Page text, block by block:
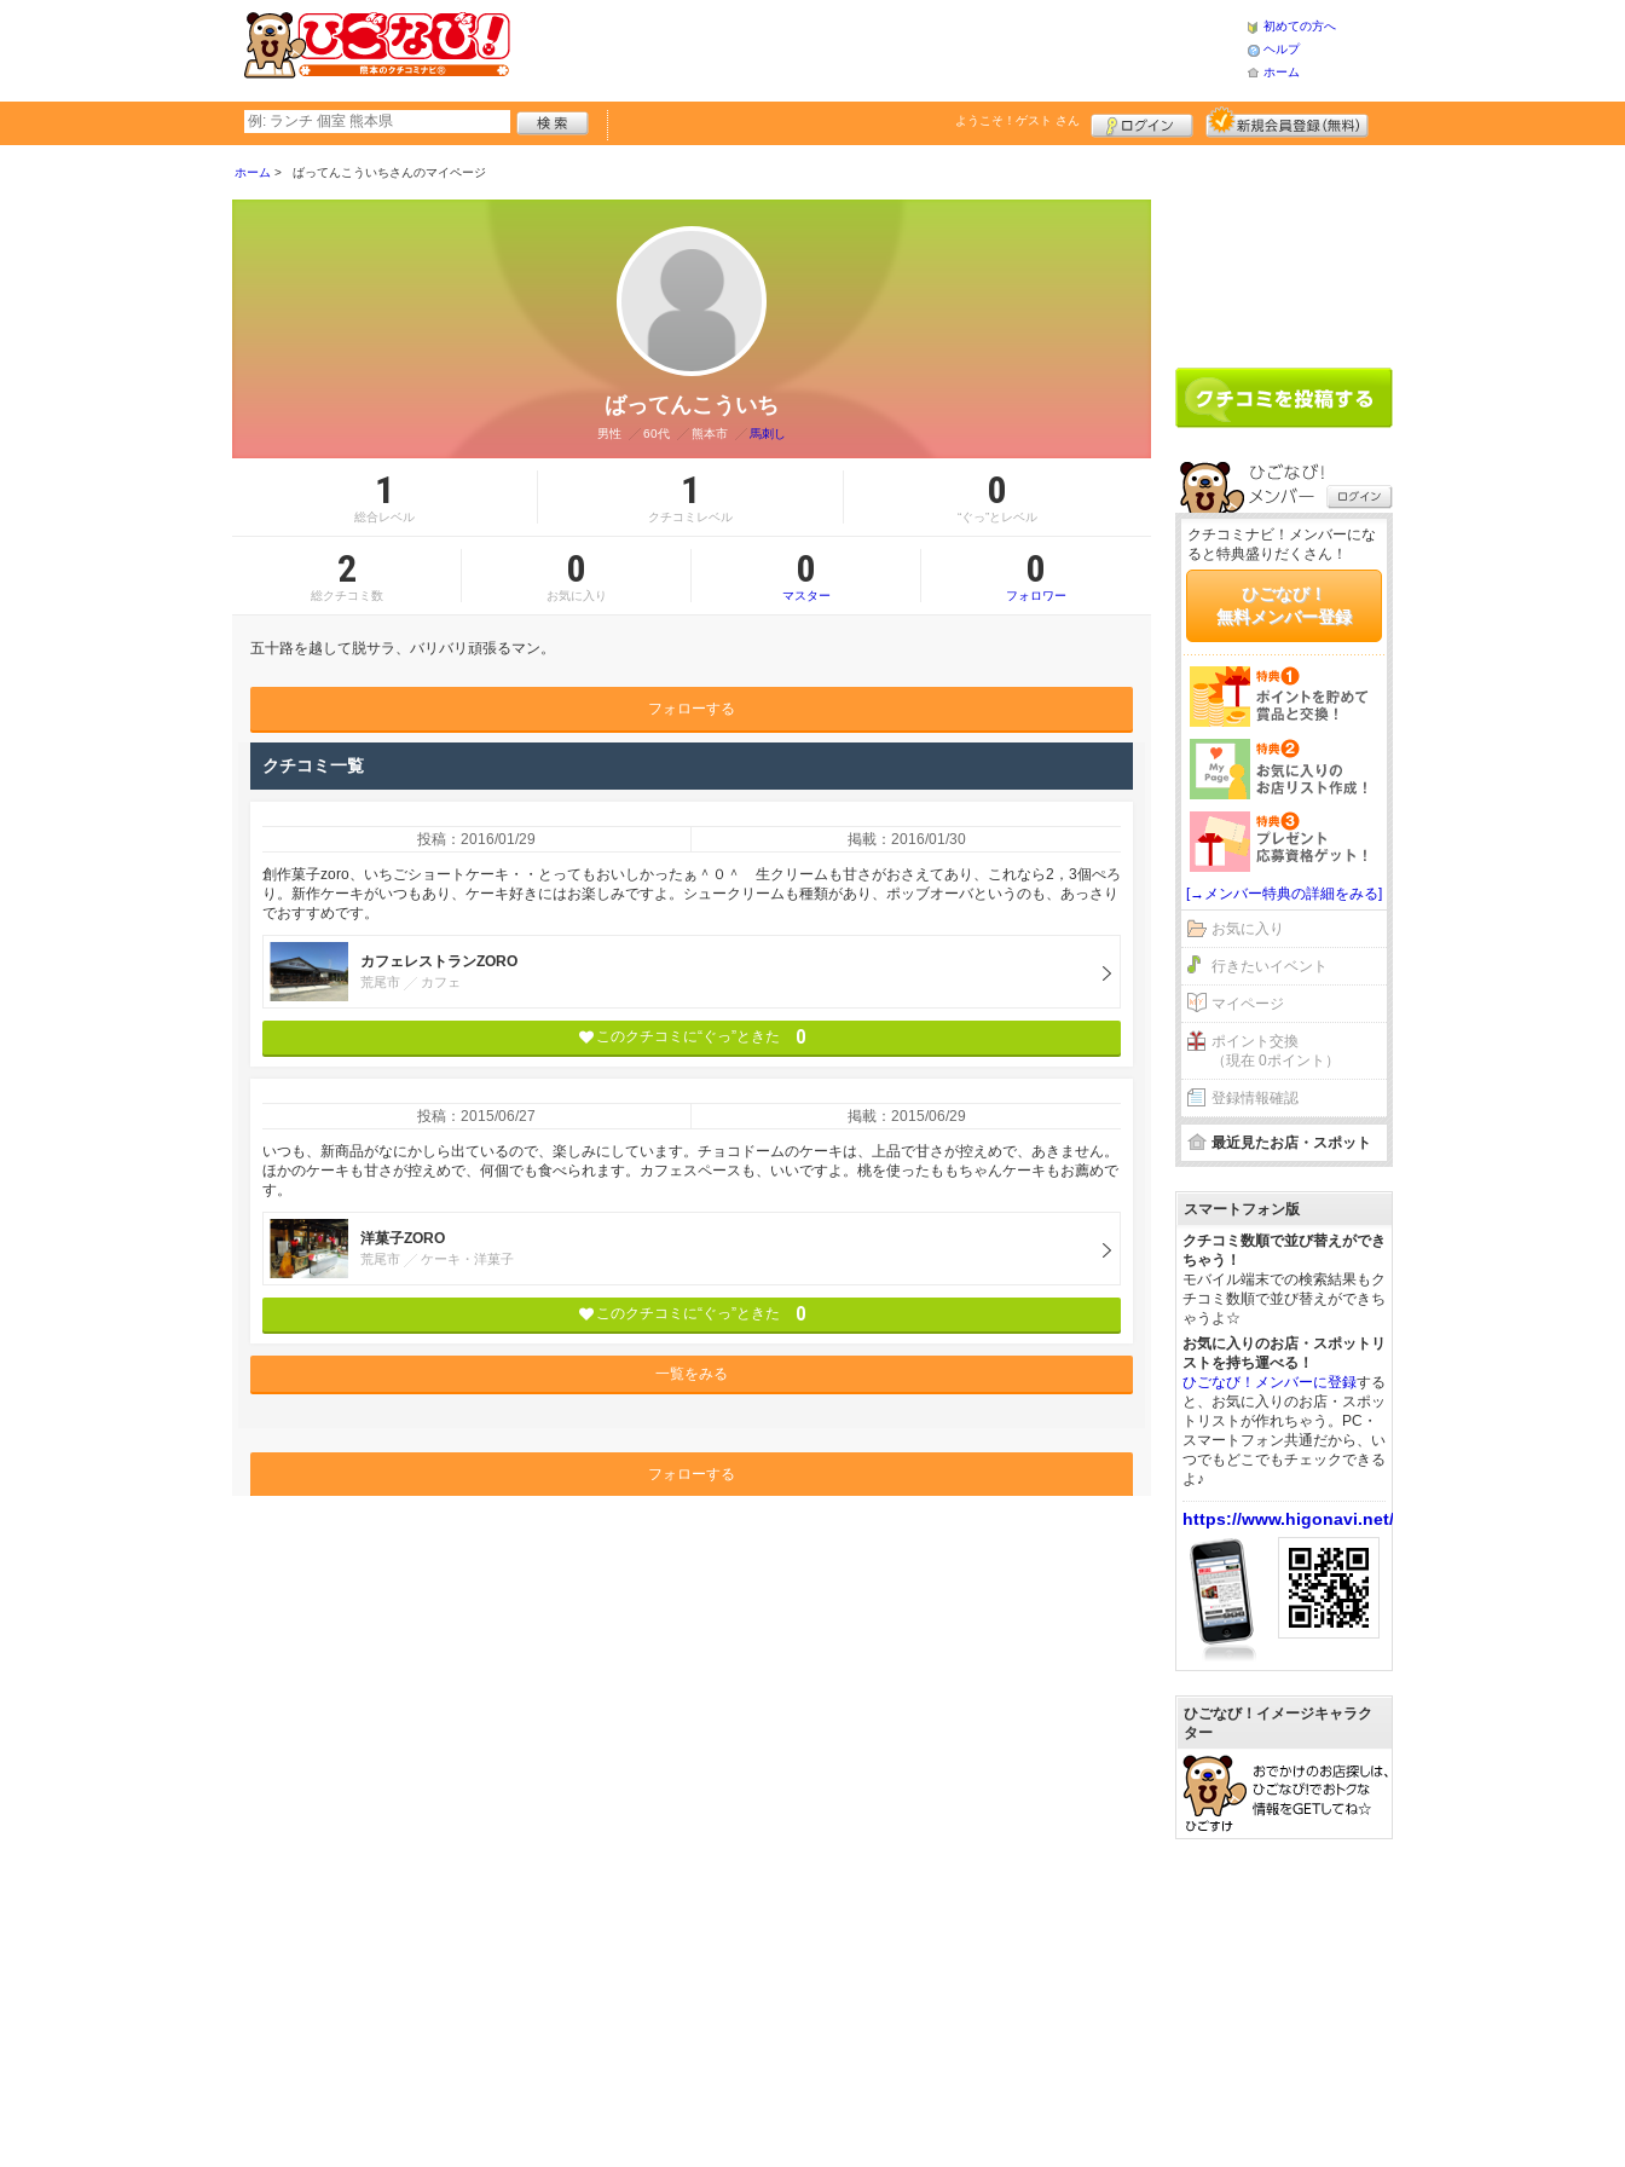
初めての方へ
ヘルプ
ホーム
ようこそ！ ゲスト さん
ホーム ばってんこういちさんのマイページ
ばってんこういち
男性 60代 熊本市 馬刺し
1
総合レベル
1
クチコミレベル
0
“ぐっ”とレベル
2
総クチコミ数
0
お気に入り
0
マスター
0
フォロワー
五十路を越して脱サラ、バリバリ頑張るマン。
フォローする
クチコミ一覧
投稿：2016/01/29 掲載：2016/01/30
創作菓子zoro、いちごショートケーキ・・とってもおいしかったぁ＾０＾ 生クリームも甘さがおさえてあり、これなら2，3個ぺろ
り。新作ケーキがいつもあり、ケーキ好きにはお楽しみですよ。シュークリームも種類があり、ポッブオーバというのも、あっさり
でおすすめです。
カフェレストランZORO
荒尾市 カフェ
このクチコミに“ぐっ”ときた 0
投稿：2015/06/27 掲載：2015/06/29
いつも、新商品がなにかしら出ているので、楽しみにしています。チョコドームのケーキは、上品で甘さが控えめで、あきません。
ほかのケーキも甘さが控えめで、何個でも食べられます。カフェスペースも、いいですよ。桃を使ったももちゃんケーキもお薦めで
す。
洋菓子ZORO
荒尾市 ケーキ・洋菓子
このクチコミに“ぐっ”ときた 0
一覧をみる
フォローする
クチコミナビ！メンバーにな
ると特典盛りだくさん！
ひごなび！
無料メンバー登録
[→メンバー特典の詳細をみる]
お気に入り
行きたいイベント
マイページ
ポイント交換
（現在 0ポイント）
登録情報確認
最近見たお店・スポット
スマートフォン版
クチコミ数順で並び替えができ
ちゃう！
モバイル端末での検索結果もク
チコミ数順で並び替えができち
ゃうよ☆
お気に入りのお店・スポットリ
ストを持ち運べる！
ひごなび！メンバーに登録する
と、お気に入りのお店・スポッ
トリストが作れちゃう。PC・
スマートフォン共通だから、い
つでもどこでもチェックできる
よ♪
https://www.higonavi.net/
ひごなび！イメージキャラク
ター